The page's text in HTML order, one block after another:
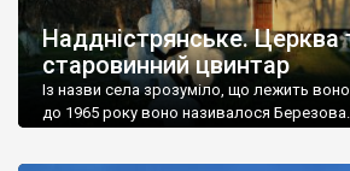
Наддністрянське. Церква
старовинний цвинтар
Із назви села зрозуміло, що лежить
до 1965 року воно називалося